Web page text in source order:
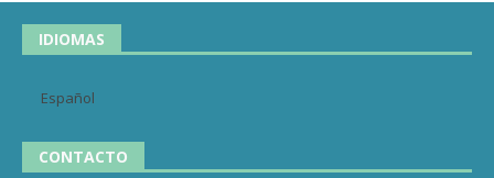
IDIOMAS
Español
CONTACTO